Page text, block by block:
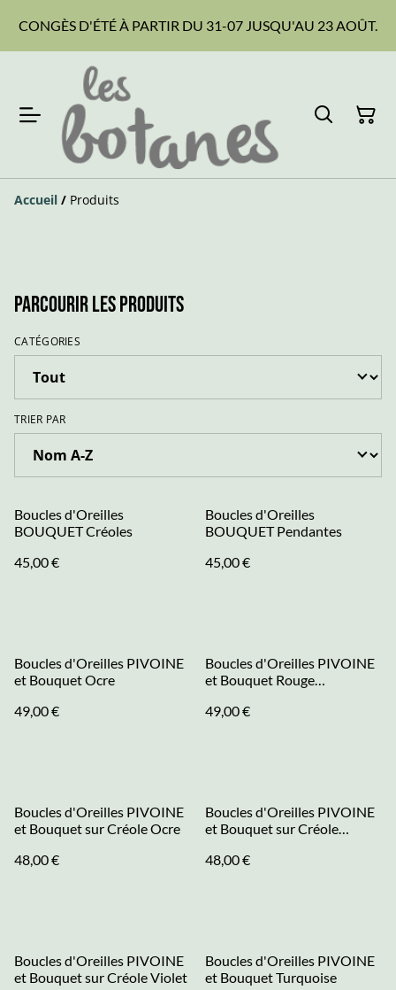
CONGÈS D'ÉTÉ À PARTIR DU 31-07 JUSQU'AU 23 AOÛT.
Accueil / Produits
Parcourir les produits
CATÉGORIES
TRIER PAR
Boucles d'Oreilles
BOUQUET Créoles
45,00 €
Boucles d'Oreilles
BOUQUET Pendantes
45,00 €
Boucles d'Oreilles PIVOINE
et Bouquet Ocre
49,00 €
Boucles d'Oreilles PIVOINE
et Bouquet Rouge
49,00 €
Boucles d'Oreilles PIVOINE
et Bouquet sur Créole Ocre
48,00 €
Boucles d'Oreilles PIVOINE
et Bouquet sur Créole
48,00 €
Boucles d'Oreilles PIVOINE
et Bouquet sur Créole Violet
Boucles d'Oreilles PIVOINE
et Bouquet Turquoise